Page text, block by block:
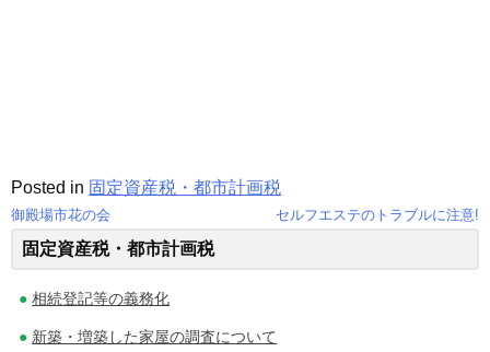
Posted in 固定資産税・都市計画税
投
御殿場市花の会 セルフエステのトラブルに注意!
固定資産税・都市計画税
相続登記等の義務化
新築・増築した家屋の調査について